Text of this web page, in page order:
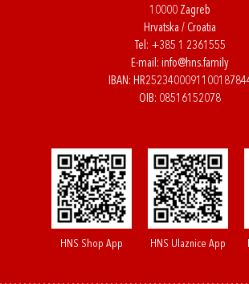
10000 Zagreb
Hrvatska / Croatia
Tel: +385 1 2361555
E-mail: info@hns.family
IBAN:
OIB: 08516152078
HNS Shop App HNS Ulaznice App